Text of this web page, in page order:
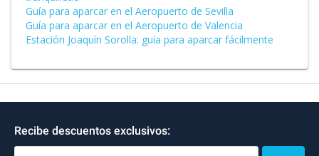
Guía para aparcar en el Aeropuerto de Sevilla
Guía para aparcar en el Aeropuerto de Valencia
Estación Joaquín Sorolla: guía para aparcar fácilmente
Recibe descuentos exclusivos: